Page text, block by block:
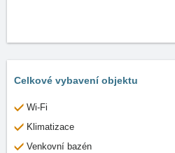
Celkové vybavení objektu
Wi-Fi
Klimatizace
Venkovní bazén